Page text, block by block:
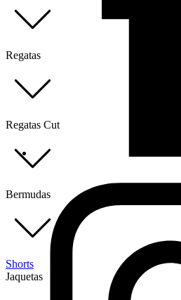
Regatas
Regatas Cut
Bermudas
Shorts
Jaquetas